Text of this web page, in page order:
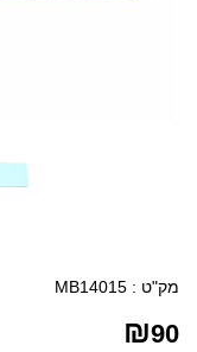
מק"ט : MB14015
₪90